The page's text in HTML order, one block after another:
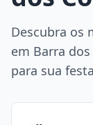
Festa
Buffet
DJ
Descubra os
em Barra
para sua